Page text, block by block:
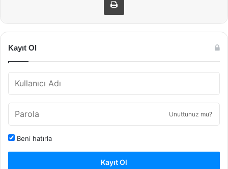
Kayıt Ol
Unuttunuz mu?
Beni hatırla
Kayıt Ol